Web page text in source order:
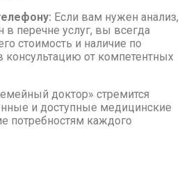
Если вам нужен анализ,
в перечне услуг, вы всегда
стоимость и наличие по
консультацию от компетентных
доктор» стремится
и доступные медицинские
потребностям каждого